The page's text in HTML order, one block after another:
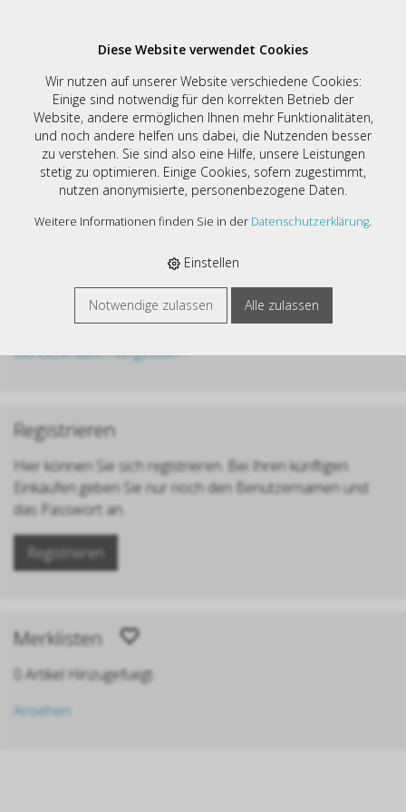
Anmelden
Benutzername
Passwort
Angemeldet bleiben
Benutzerdaten vergessen ›
Registrieren
Hier können Sie sich registrieren. Bei Ihren künftigen
Einkäufen geben Sie nur noch den Benutzernamen und
das Passwort an.
Registrieren
Merklisten
0 Artikel Hinzugefuegt.
Ansehen
Diese Website verwendet Cookies
Wir nutzen auf unserer Website verschiedene Cookies:
Einige sind notwendig für den korrekten Betrieb der
Website, andere ermöglichen Ihnen mehr Funktionalitäten,
und noch andere helfen uns dabei, die Nutzenden besser
zu verstehen. Sie sind also eine Hilfe, unsere Leistungen
stetig zu optimieren. Einige Cookies, sofern zugestimmt,
nutzen anonymisierte, personenbezogene Daten.
Weitere Informationen finden Sie in der Datenschutzerklärung.
Einstellen
Notwendige zulassen Alle zulassen